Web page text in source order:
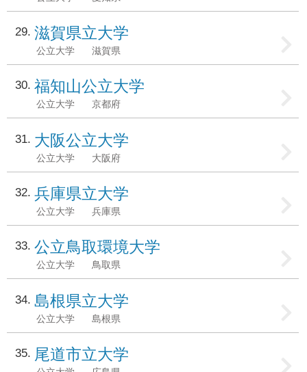
29 滋賀県立大学
公立大学 滋賀県
30 福知山公立大学
公立大学 京都府
31 大阪公立大学
公立大学 大阪府
32 兵庫県立大学
公立大学 兵庫県
33 公立鳥取環境大学
公立大学 鳥取県
34 島根県立大学
公立大学 島根県
35 尾道市立大学